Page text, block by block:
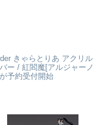
きゃらとりあ アクリル
ー / 紅閻魔[アルジャーノ
予約受付開始